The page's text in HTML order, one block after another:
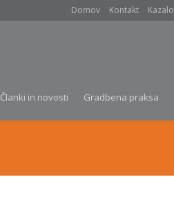
Domov Kontakt Kazalo
Članki in novosti Gradbena praksa